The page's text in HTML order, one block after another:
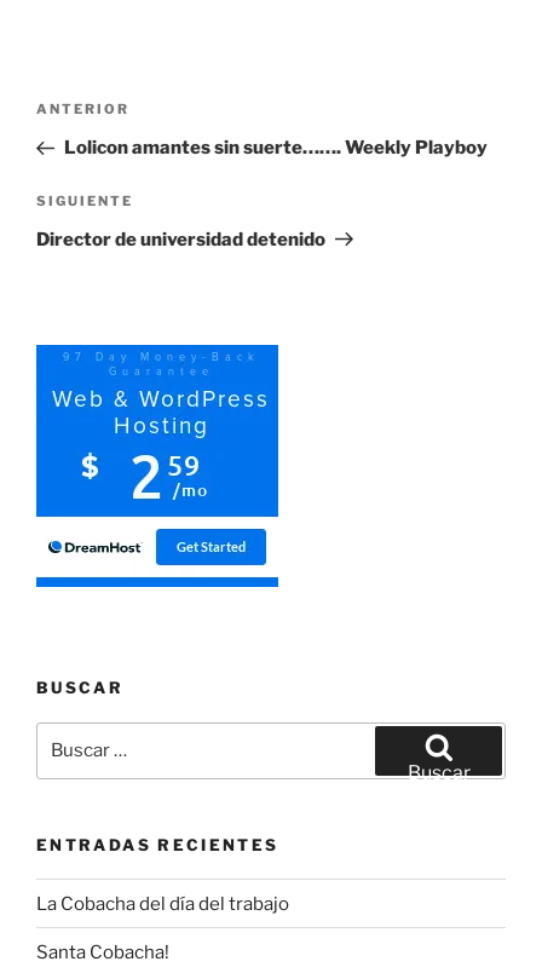
Navegación
entradas
Entrada
anterior:
ANTERIOR
Lolicon amantes sin suerte……. Weekly Playboy
Siguiente
entrada
SIGUIENTE
Director de universidad detenido
BUSCAR
por:
Buscar
ENTRADAS RECIENTES
La Cobacha del día del trabajo
Santa Cobacha!